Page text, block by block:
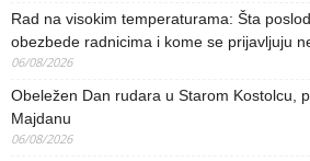
Rad na visokim temperaturama: Šta
obezbede radnicima i kome se prijavljuju
06/08/2026
Obeležen Dan rudara u Starom Kostolcu,
Majdanu
06/08/2026